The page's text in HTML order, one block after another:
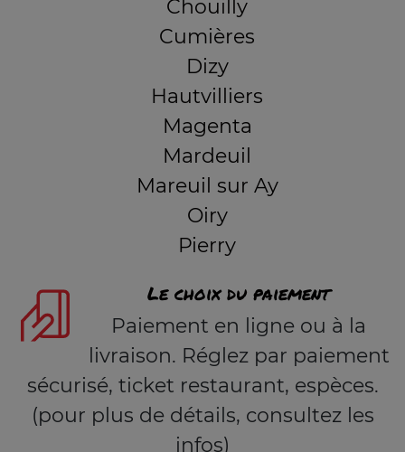
Chouilly
Cumières
Dizy
Hautvilliers
Magenta
Mardeuil
Mareuil sur Ay
Oiry
Pierry
Le choix du paiement
Paiement en ligne ou à la
livraison. Réglez par paiement
sécurisé, ticket restaurant, espèces.
(pour plus de détails, consultez les
infos)